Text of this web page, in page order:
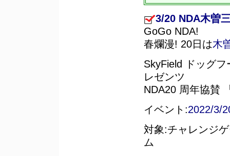
3/20 NDA木曽
GoGo NDA!
春爛漫! 20日は木
SkyField ドッグ
レゼンツ
NDA20 周年協賛
イベント:2022/3/
対象:チャレンジ
ム